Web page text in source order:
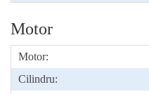
Motor
Motor:
Cilindru: